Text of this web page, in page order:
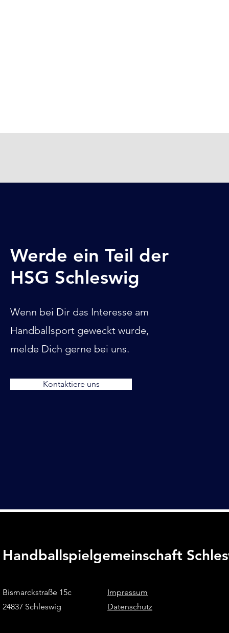
Werde ein Teil der
HSG Schleswig
Wenn bei Dir das Interesse am
Handballsport geweckt wurde,
melde Dich gerne bei uns.
Kontaktiere uns
Handballspielgemeinschaft
Bismarckstraße 15c
24837 Schleswig
Impressum
Datenschutz